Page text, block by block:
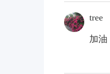
tree
加油